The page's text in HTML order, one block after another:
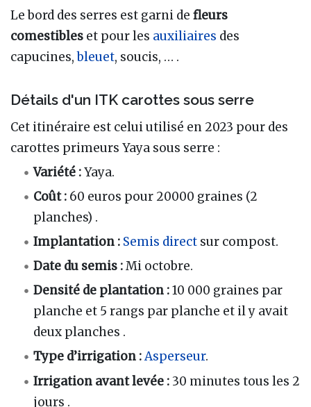
Le bord des serres est garni de fleurs
comestibles et pour les auxiliaires des
capucines,bleuet, soucis, … .
Détails d'un ITK carottes sous serre
Cet itinéraire est celui utilisé en 2023 pour des
carottes primeurs Yaya sous serre :
Variété :Yaya.
Coût : 60 euros pour 20000 graines (2
planches) .
Implantation : Semis direct sur compost.
Date du semis :Mi octobre.
Densité de plantation :10 000 graines par
planche et 5 rangs par planche et il y avait
deux planches .
Type d’irrigation :Asperseur.
Irrigation avant levée : 30 minutes tous les 2
jours .